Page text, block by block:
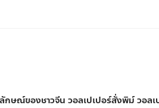
ษณ์ของชาวจีน วอลเปเปอร์สั่งพิม์ วอลเ